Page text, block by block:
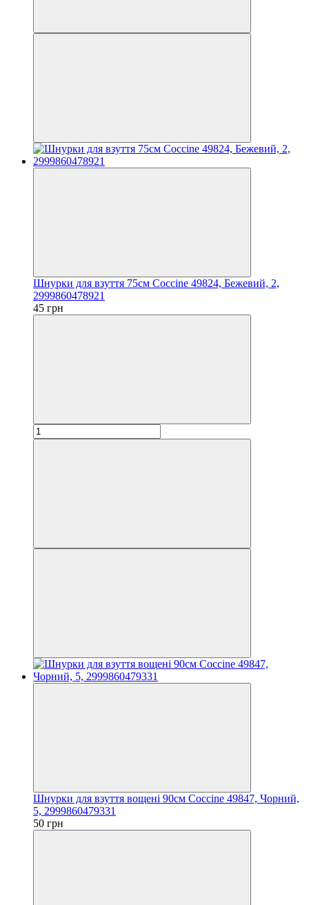
Шнурки для взуття 75см Coccine 49824, Бежевий, 2,
2999860478921
45 грн
Шнурки для взуття вощені 90см Coccine 49847, Чорний,
5, 2999860479331
50 грн